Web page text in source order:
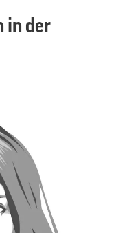
in der